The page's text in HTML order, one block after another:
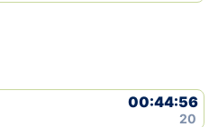
00:44:56
20